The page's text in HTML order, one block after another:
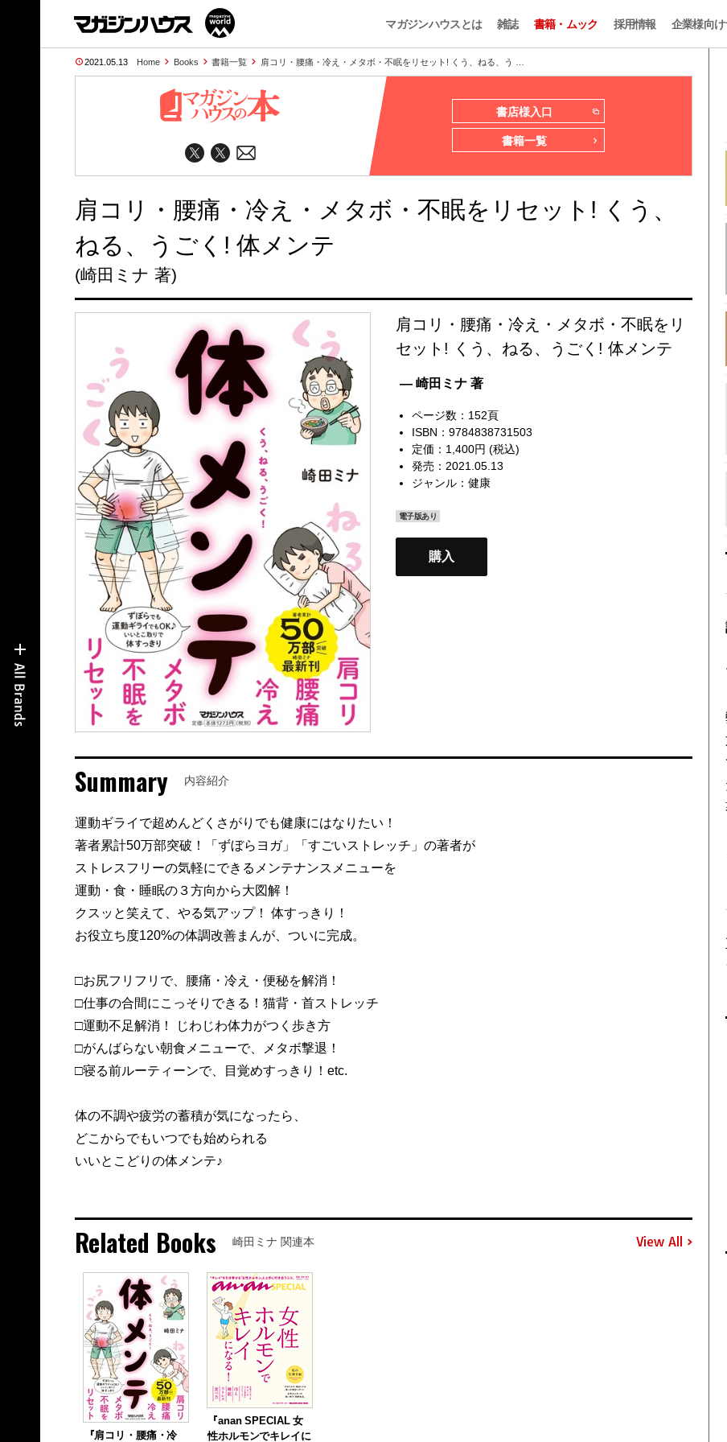
マガジンハウスとは 雑誌 書籍・ムック 採用情報 企業様向
2021.05.13 Home Books 書籍一覧 肩コリ・腰痛・冷え・メタボ・不眠をリセット! くう、ねる、う …
書店様入口
書籍一覧
肩コリ・腰痛・冷え・メタボ・不眠をリセット! くう、
ねる、うごく! 体メンテ
(崎田ミナ 著)
肩コリ・腰痛・冷え・メタボ・不眠をリ
セット! くう、ねる、うごく! 体メンテ
— 崎田ミナ 著
ページ数：152頁
ISBN：9784838731503
定価：1,400円 (税込)
発売：2021.05.13
ジャンル： 健康
電子版あり
購入
Summary 内容紹介
運動ギライで超めんどくさがりでも健康にはなりたい！
著者累計50万部突破！「ずぼらヨガ」「すごいストレッチ」の著者が
ストレスフリーの気軽にできるメンテナンスメニューを
運動・食・睡眠の３方向から大図解！
クスッと笑えて、やる気アップ！ 体すっきり！
お役立ち度120%の体調改善まんが、ついに完成。
□お尻フリフリで、腰痛・冷え・便秘を解消！
□仕事の合間にこっそりできる！猫背・首ストレッチ
□運動不足解消！ じわじわ体力がつく歩き方
□がんばらない朝食メニューで、メタボ撃退！
□寝る前ルーティーンで、目覚めすっきり！etc.
体の不調や疲労の蓄積が気になったら、
どこからでもいつでも始められる
いいとこどりの体メンテ♪
Related Books 崎田ミナ 関連本 View All
『肩コリ・腰痛・冷
『anan SPECIAL 女
性ホルモンでキレイに